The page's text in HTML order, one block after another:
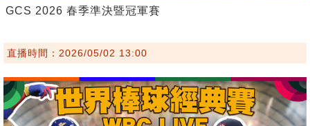
GCS 2026 春季準決暨冠軍賽
直播時間：2026/05/02 13:00